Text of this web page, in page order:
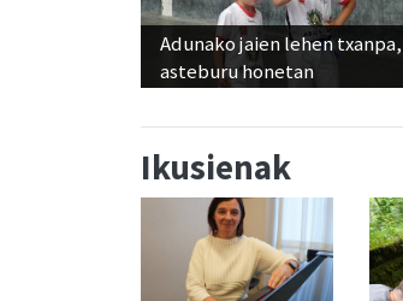
Adunako jaien lehen txanpa,
asteburu honetan
Ikusienak